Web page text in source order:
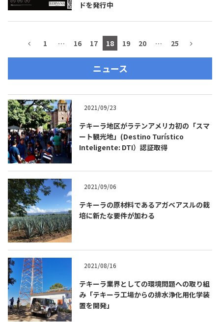
ドを発行中
1 … 16 17 18 19 20 … 25
ニュース
2021/09/23
テキーラ地区がラテンアメリカ初の「スマ
ート観光地」(Destino Turístico
Inteligente: DTI）認証取得
2021/09/06
テキーラの原材料であるアガベアスルの栽
培に新たな要件が加わる
2021/08/16
テキーラ業界としての環境問題への取り組
み「テキーラ工場からの排水浄化用化学装
置を開発」